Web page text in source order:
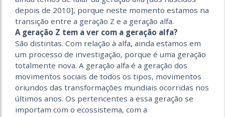
depois de 2010], porque neste momento estamos na
transição entre a geração Z e a geração alfa.
A geração Z tem a ver com a geração alfa?
São distintas. Com relação à alfa, ainda estamos em
um processo de investigação, porque é uma geração
totalmente nova. A geração alfa é a geração dos
movimentos sociais de todos os tipos, movimentos
oriundos das transformações mundiais ocorridas nos
últimos anos. Os pertencentes a essa geração se
importam com o ecossistema, com a